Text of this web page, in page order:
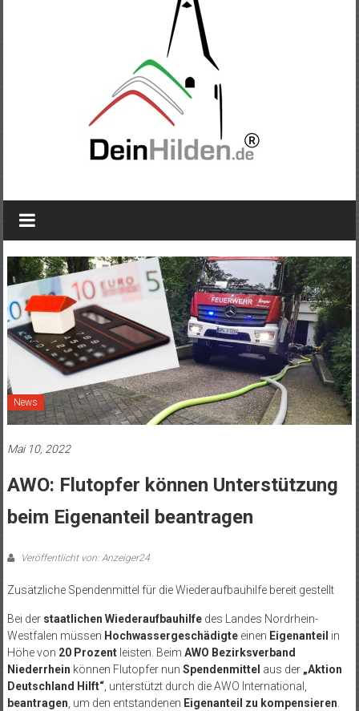
News
Mai 10, 2022
AWO: Flutopfer können Unterstützung
beim Eigenanteil beantragen
Veröffentlicht von: Anzeiger24
Zusätzliche Spendenmittel für die Wiederaufbauhilfe bereit gestellt
Bei der staatlichen Wiederaufbauhilfedes Landes Nordrhein-
Westfalen müssen Hochwassergeschädigteeinen Eigenanteil in
Höhe von 20 Prozentleisten. Beim AWO Bezirksverband
Niederrhein können Flutopfer nun Spendenmittel aus der „Aktion
Deutschland Hilft“, unterstützt durch die AWO International,
beantragen , um den entstandenen Eigenanteil zu kompensieren